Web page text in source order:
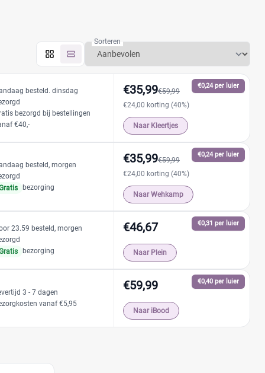
Sorteren
besteld. dinsdag
bezorgd bij bestellingen
€40,-
€0,24 per luier
€35,99€59,99
€24,00 korting (40%)
Naar Kleertjes
besteld, morgen
bezorging
€0,24 per luier
€35,99€59,99
€24,00 korting (40%)
Naar Wehkamp
23.59 besteld, morgen
bezorging
€0,31 per luier
€46,67
Naar Plein
3 - 7 dagen
vanaf €5,95
€0,40 per luier
€59,99
Naar iBood